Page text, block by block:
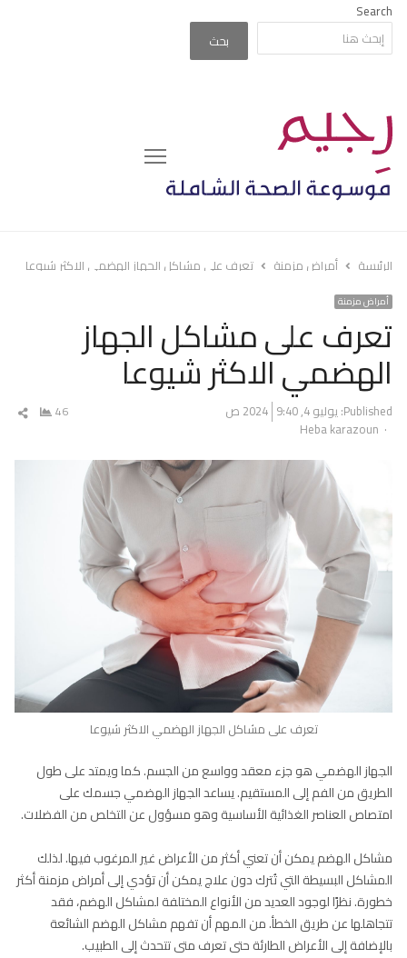
Search
بحث
Menu
الرئيسة أمراض مزمنة تعرف على مشاكل الجهاز الهضمي الاكثر شيوعا
أمراض مزمنة
تعرف على مشاكل الجهاز
الهضمي الاكثر شيوعا
Published: يوليو 4, 2024 9:40 ص
Author
Heba karazoun
46
تعرف على مشاكل الجهاز الهضمي الاكثر شيوعا
الجهاز الهضمي هو جزء معقد وواسع من الجسم. كما ويمتد على طول
الطريق من الفم إلى المستقيم. يساعد الجهاز الهضمي جسمك على
امتصاص العناصر الغذائية الأساسية وهو مسؤول عن التخلص من الفضلات.
مشاكل الهضم يمكن أن تعني أكثر من الأعراض غير المرغوب فيها. لذلك
المشاكل البسيطة التي تُترك دون علاج يمكن أن تؤدي إلى أمراض مزمنة أكثر
خطورة. نظرًا لوجود العديد من الأنواع المختلفة لمشاكل الهضم، فقد
تتجاهلها عن طريق الخطأ. من المهم أن تفهم مشاكل الهضم الشائعة
بالإضافة إلى الأعراض الطارئة حتى تعرف متى تتحدث إلى الطبيب.